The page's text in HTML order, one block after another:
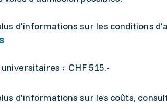
d'informations sur les conditions
universitaires : CHF 515.-
d'informations sur les coûts,